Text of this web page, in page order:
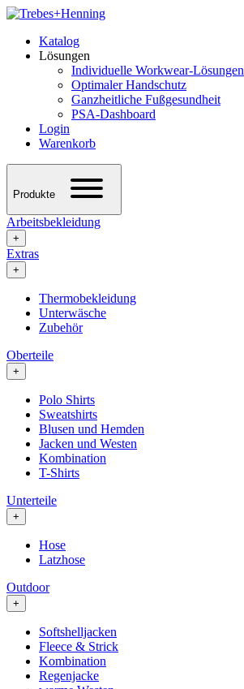
Katalog
Lösungen
Individuelle Workwear-Lösungen
Optimaler Handschutz
Ganzheitliche Fußgesundheit
PSA-Dashboard
Login
Warenkorb
Produkte
Arbeitsbekleidung
+
Extras
+
Thermobekleidung
Unterwäsche
Zubehör
Oberteile
+
Polo Shirts
Sweatshirts
Blusen und Hemden
Jacken und Westen
Kombination
T-Shirts
Unterteile
+
Hose
Latzhose
Outdoor
+
Softshelljacken
Fleece & Strick
Kombination
Regenjacke